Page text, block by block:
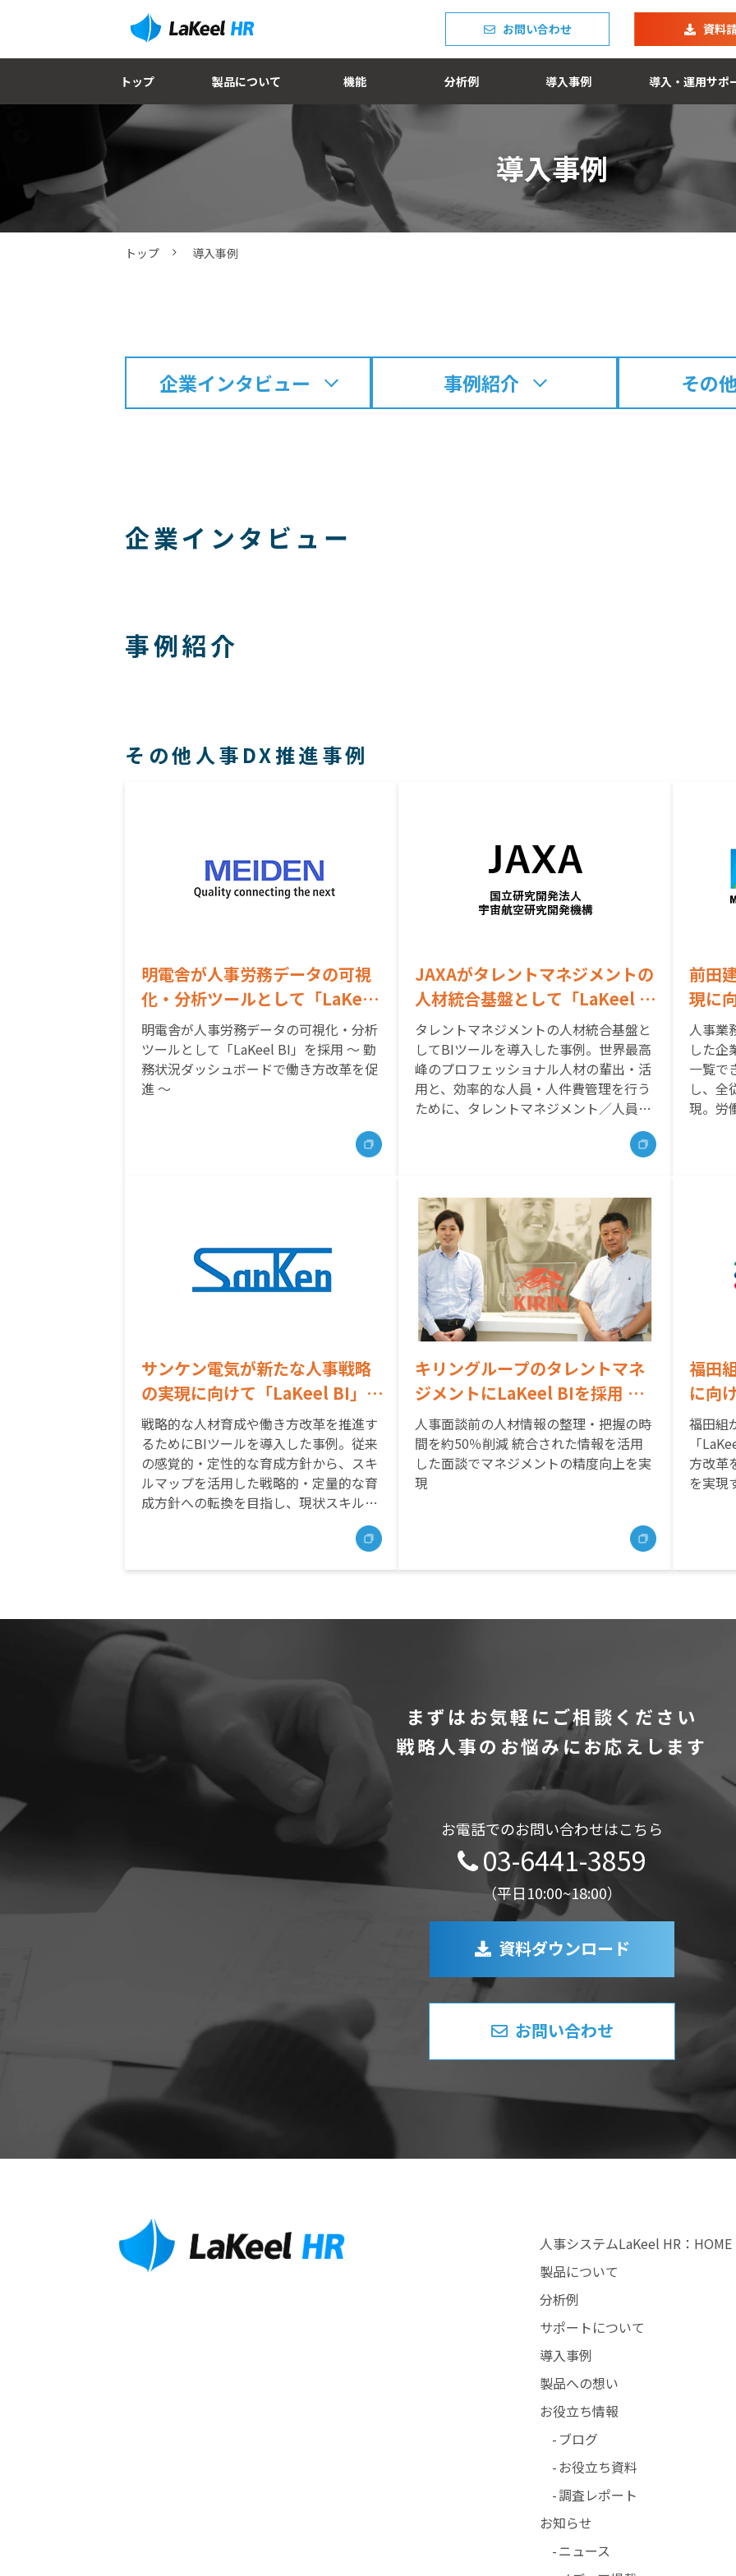
お問い合わせ 資料
トップ 製品について 機能 分析例 導入事例 導入・運用サポ
導入事例
トップ 導入事例
企業インタビュー 事例紹介 その
企業インタビュー
事例紹介
その他人事DX推進事例
明電舎が人事労務データの可視
化・分析ツールとして「LaKeel
BI」を採用～ 勤務状況ダッシュ
ボードで働き方改革を促進 ～
明電舎が人事労務データの可視化・分析
ツールとして「LaKeel BI」を採用 ～ 勤
務状況ダッシュボードで働き方改革を促
進 ～
JAXAがタレントマネジメントの
人材統合基盤として「LaKeel B
I」を採用～ タレントマネジメン
トと人員・人件費管理の効率化
を実現 ～
タレントマネジメントの人材統合基盤と
してBIツールを導入した事例。世界最高
峰のプロフェッショナル人材の輩出・活
用と、効率的な人員・人件費管理を行う
ために、タレントマネジメント／人員・
人件費管理システムとしてBIを活用。
前田
現に
入～
握と
指す
人事業
した企
一覧で
し、全
現。労
サンケン電気が新たな人事戦略
の実現に向けて「LaKeel BI」
の導入を決定～ 働き方改革や戦
略的な人材育成を目指す ～
戦略的な人材育成や働き方改革を推進す
るためにBIツールを導入した事例。従来
の感覚的・定性的な育成方針から、スキ
ルマップを活用した戦略的・定量的な育
成方針への転換を目指し、現状スキルの
可視化や将来予測、最適な人事計画の立
キリングループのタレントマネ
ジメントにLaKeel BIを採用 人
事面談前の人材情報の整理・把
握の時間を約50％削減 統合され
た情報を活用した面談でマネジ
メントの精度向上を実現
人事面談前の人材情報の整理・把握の時
間を約50％削減 統合された情報を活用
した面談でマネジメントの精度向上を実
現
福田
に向
決定
し、
現す
福田組
「
方改革
を実現
まずはお気軽にご相談ください
戦略人事のお悩みにお応えします
お電話でのお問い合わせはこちら
03-6441-3859
（平日10:00~18:00）
資料ダウンロード
お問い合わせ
人事システムLaKeel HR：HOME
製品について
分析例
サポートについて
導入事例
製品への想い
お役立ち情報
ブログ
お役立ち資料
調査レポート
お知らせ
ニュース